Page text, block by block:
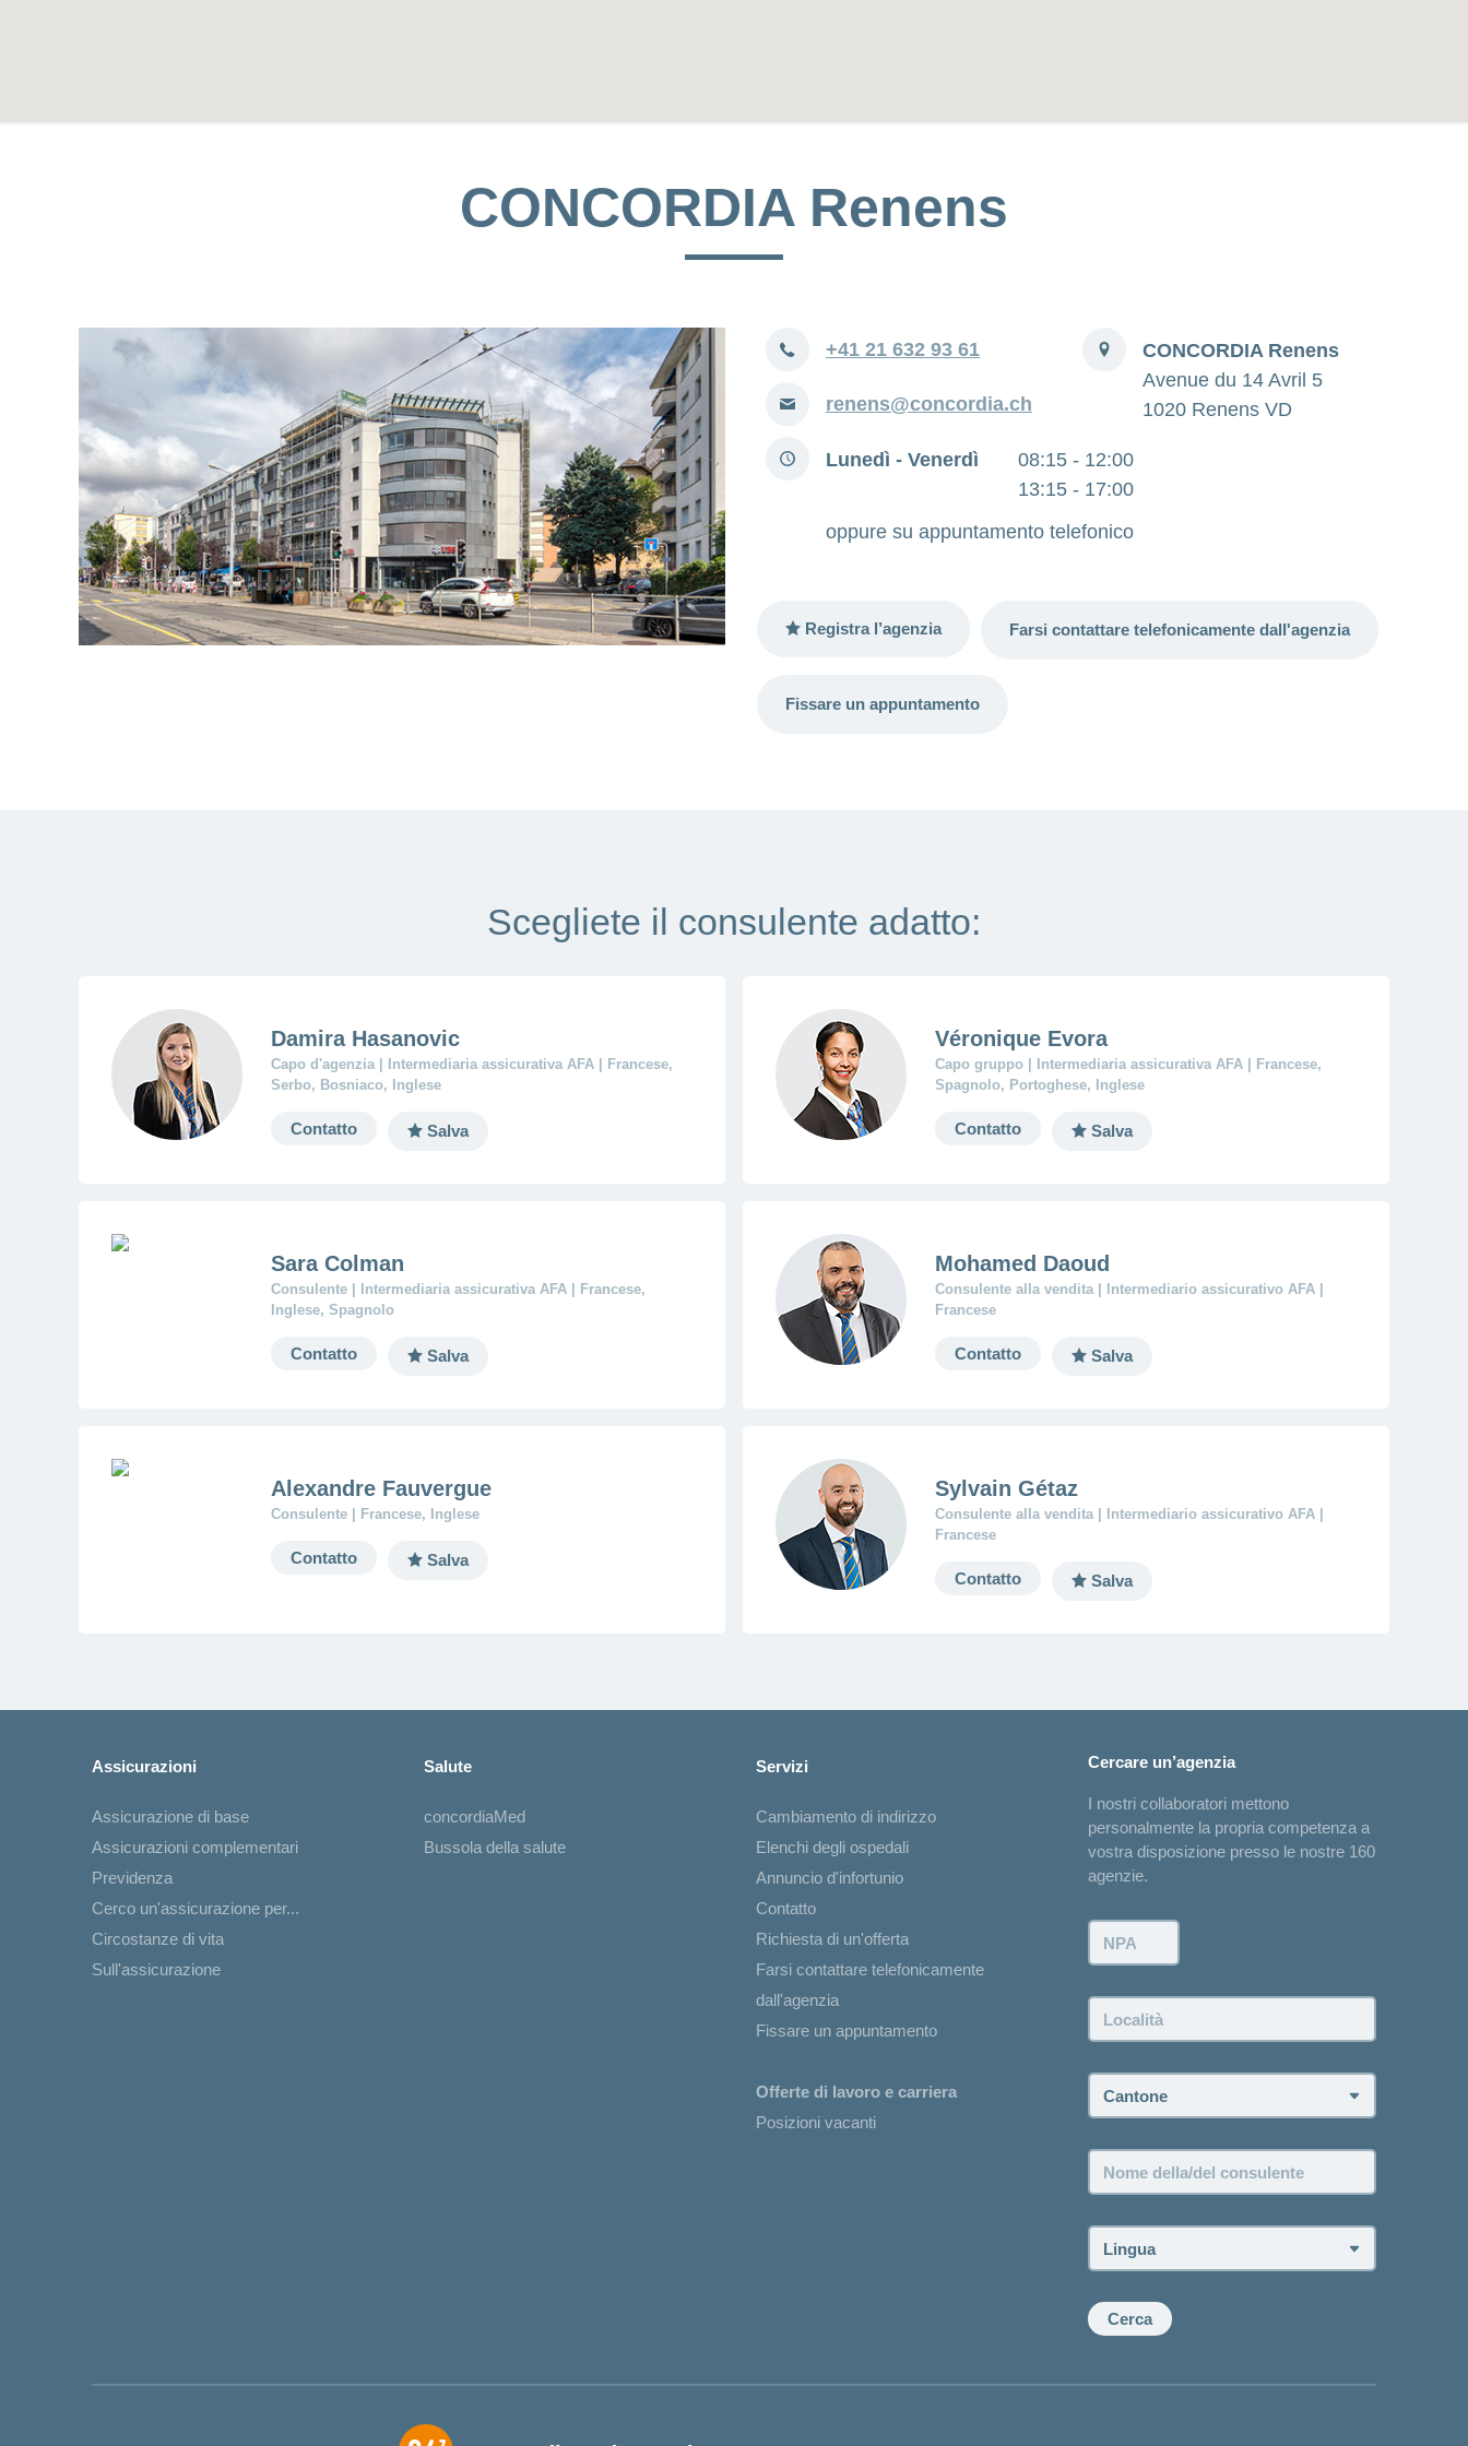
CONCORDIA Renens
Telefono+41 21 632 93 61
E-
renens@concordia.ch
IndirizzoCONCORDIA Renens
Avenue du 14 Avril 5
1020 Renens VD
Orari
Lunedì - Venerdì
08:15 - 12:00
13:15 - 17:00
oppure su appuntamento telefonico
Registra l’agenzia Farsi contattare telefonicamente dall'agenzia
Fissare un appuntamento
Scegliete il consulente adatto:
Damira Hasanovic
Capo d'agenzia | Intermediaria assicurativa AFA | Francese,
Serbo, Bosniaco, Inglese
Contatto Salva
Véronique Evora
Capo gruppo | Intermediaria assicurativa AFA | Francese,
Spagnolo, Portoghese, Inglese
Contatto Salva
Sara Colman
Consulente | Intermediaria assicurativa AFA | Francese,
Inglese, Spagnolo
Contatto Salva
Mohamed Daoud
Consulente alla vendita | Intermediario assicurativo AFA |
Francese
Contatto Salva
Alexandre Fauvergue
Consulente | Francese, Inglese
Contatto Salva
Sylvain Gétaz
Consulente alla vendita | Intermediario assicurativo AFA |
Francese
Contatto Salva
Assicurazioni
Assicurazione di base
Assicurazioni complementari
Previdenza
Cerco un'assicurazione per...
Circostanze di vita
Sull'assicurazione
Salute
concordiaMed
Bussola della salute
Servizi
Cambiamento di indirizzo
Elenchi degli ospedali
Annuncio d'infortunio
Contatto
Richiesta di un'offerta
Farsi contattare telefonicamente
dall'agenzia
Fissare un appuntamento
Offerte di lavoro e carriera
Posizioni vacanti
Cercare un’agenzia
I nostri collaboratori mettono
personalmente la propria competenza a
vostra disposizione presso le nostre 160
agenzie.
NPA:
Località:
Cantone:
Nome
della/del
Lingua:
Cerca